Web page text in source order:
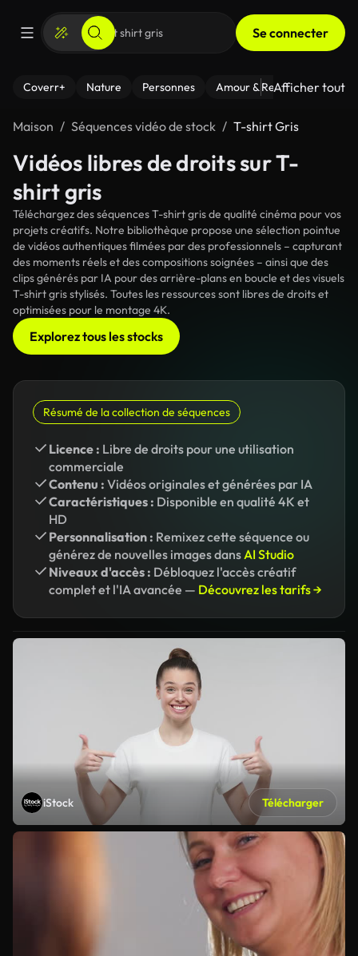
Se connecter
Coverr+ Nature Personnes Amour & Relations Le
Afficher tout
Maison Séquences vidéo de stock T-shirt Gris
Vidéos libres de droits sur T-
shirt gris
Téléchargez des séquences T-shirt gris de qualité cinéma pour vos
projets créatifs. Notre bibliothèque propose une sélection pointue
de vidéos authentiques filmées par des professionnels – capturant
des moments réels et des compositions soignées – ainsi que des
clips générés par IA pour des arrière-plans en boucle et des visuels
T-shirt gris stylisés. Toutes les ressources sont libres de droits et
optimisées pour le montage 4K.
Explorez tous les stocks
Résumé de la collection de séquences
Licence : Libre de droits pour une utilisation
commerciale
Contenu : Vidéos originales et générées par IA
Caractéristiques : Disponible en qualité 4K et
HD
Personnalisation : Remixez cette séquence ou
générez de nouvelles images dansAI Studio
Niveaux d'accès : Débloquez l'accès créatif
complet et l'IA avancée — Découvrez les tarifs →
iStock Télécharger